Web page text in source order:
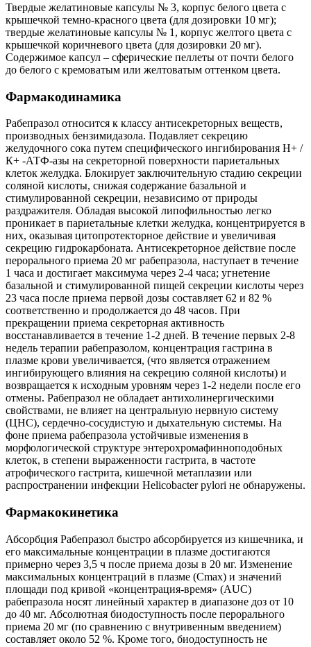
Твердые желатиновые капсулы № 3, корпус белого цвета с
крышечкой темно-красного цвета (для дозировки 10 мг);
твердые желатиновые капсулы № 1, корпус желтого цвета с
крышечкой коричневого цвета (для дозировки 20 мг).
Содержимое капсул – сферические пеллеты от почти белого
до белого с кремоватым или желтоватым оттенком цвета.
Фармакодинамика
Рабепразол относится к классу антисекреторных веществ,
производных бензимидазола. Подавляет секрецию
желудочного сока путем специфического ингибирования Н+ /
К+ -АТФ-азы на секреторной поверхности париетальных
клеток желудка. Блокирует заключительную стадию секреции
соляной кислоты, снижая содержание базальной и
стимулированной секреции, независимо от природы
раздражителя. Обладая высокой липофильностью легко
проникает в париетальные клетки желудка, концентрируется в
них, оказывая цитопротекторное действие и увеличивая
секрецию гидрокарбоната. Антисекреторное действие после
перорального приема 20 мг рабепразола, наступает в течение
1 часа и достигает максимума через 2-4 часа; угнетение
базальной и стимулированной пищей секреции кислоты через
23 часа после приема первой дозы составляет 62 и 82 %
соответственно и продолжается до 48 часов. При
прекращении приема секреторная активность
восстанавливается в течение 1-2 дней. В течение первых 2-8
недель терапии рабепразолом, концентрация гастрина в
плазме крови увеличивается, (что является отражением
ингибирующего влияния на секрецию соляной кислоты) и
возвращается к исходным уровням через 1-2 недели после его
отмены. Рабепразол не обладает антихолинергическими
свойствами, не влияет на центральную нервную систему
(ЦНС), сердечно-сосудистую и дыхательную системы. На
фоне приема рабепразола устойчивые изменения в
морфологической структуре энтерохромафинноподобных
клеток, в степени выраженности гастрита, в частоте
атрофического гастрита, кишечной метаплазии или
распространении инфекции Helicobacter pylori не обнаружены.
Фармакокинетика
Абсорбция Рабепразол быстро абсорбируется из кишечника, и
его максимальные концентрации в плазме достигаются
примерно через 3,5 ч после приема дозы в 20 мг. Изменение
максимальных концентраций в плазме (Сmax) и значений
площади под кривой «концентрация-время» (AUC)
рабепразола носят линейный характер в диапазоне доз от 10
до 40 мг. Абсолютная биодоступность после перорального
приема 20 мг (по сравнению с внутривенным введением)
составляет около 52 %. Кроме того, биодоступность не